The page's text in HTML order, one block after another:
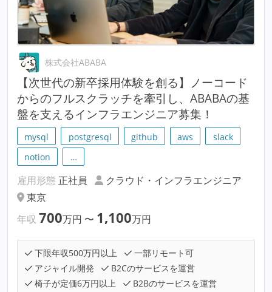
株式会社ABABA
【次世代の新卒採用体験を創る】ノーコード
からのフルスクラッチを牽引し、ABABAの基
盤を支えるインフラエンジニア募集！
mysql postgresql github aws
slack
notion
…
雇用形態 正社員
クラウド・インフラエンジニア
東京
年収 700万円 〜 1,100万円
下限年収500万円以上
一部リモート可
アジャイル開発
B2Cのサービスを運営
椅子が定価6万円以上
B2Bのサービスを運営